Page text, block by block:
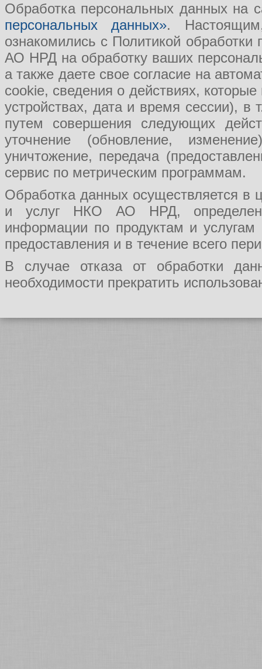
Обработка персональных данных на
персональных данных».
ознакомились с Политикой
АО НРД на обработку ваших
а также даете свое согласие на
cookie, сведения о действиях,
устройствах, дата и время сессии), в
путем совершения следующих
уточнение (обновление,
уничтожение, передача
сервис по метрическим программам.
Обработка данных осуществляется в
и услуг НКО АО НРД, определения
информации по продуктам и
предоставления и в течение всего
В случае отказа от обработки
необходимости прекратить